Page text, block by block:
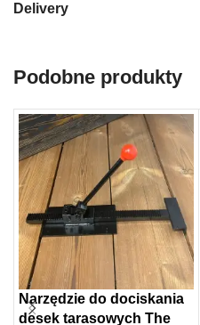
Delivery
Podobne produkty
Narzędzie do dociskania
desek tarasowych The